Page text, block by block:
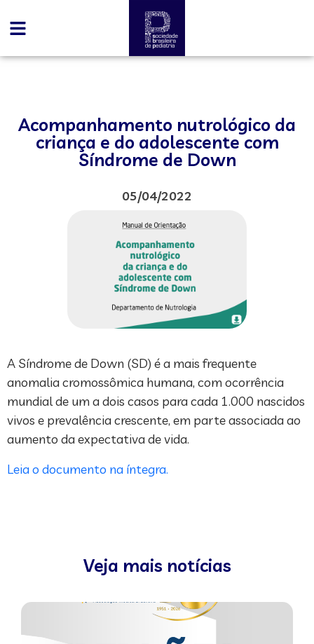
Acompanhamento nutrológico da
criança e do adolescente com
Síndrome de Down
05/04/2022
A Síndrome de Down (SD) é a mais frequente
anomalia cromossômica humana, com ocorrência
mundial de um a dois casos para cada 1.000 nascidos
vivos e prevalência crescente, em parte associada ao
aumento da expectativa de vida.
Leia o documento na íntegra.
Veja mais notícias